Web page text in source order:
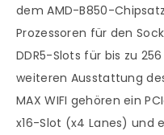
dem AMD-B850-
Prozessoren für den
DDR5-Slots für bis zu
weiteren Ausstattung des
MAX WIFI gehören ein
x16-Slot (x4 Lanes) und